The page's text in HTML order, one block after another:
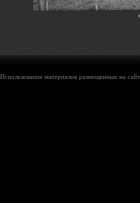
Использование материалов размещенных на